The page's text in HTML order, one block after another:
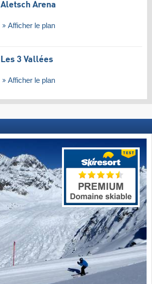
Aletsch Arena
Afficher le plan
Les 3 Vallées
Afficher le plan